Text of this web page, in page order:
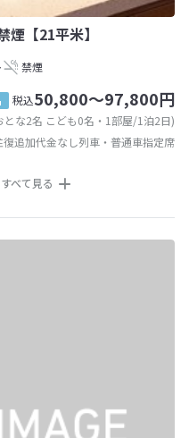
煙【21平米】
禁煙
税込50,800～97,800円
とな2名 こども0名・1部屋/1泊2日)
復追加代金なし列車・普通車指定席
べて見る